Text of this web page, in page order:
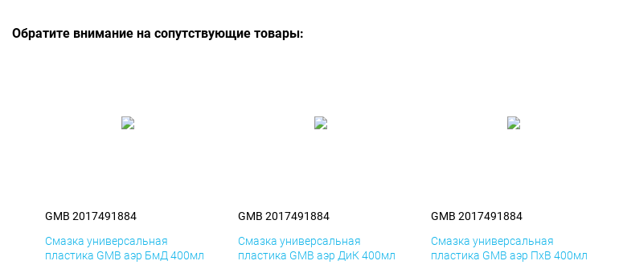
Обратите внимание на сопутствующие товары:
GMB 2017491884
Смазка универсальная
пластика GMB аэр БмД 400мл
GMB 2017491884
Смазка универсальная
пластика GMB аэр ДиК 400мл
GMB 2017491884
Смазка универсальная
пластика GMB аэр ПхВ 400мл